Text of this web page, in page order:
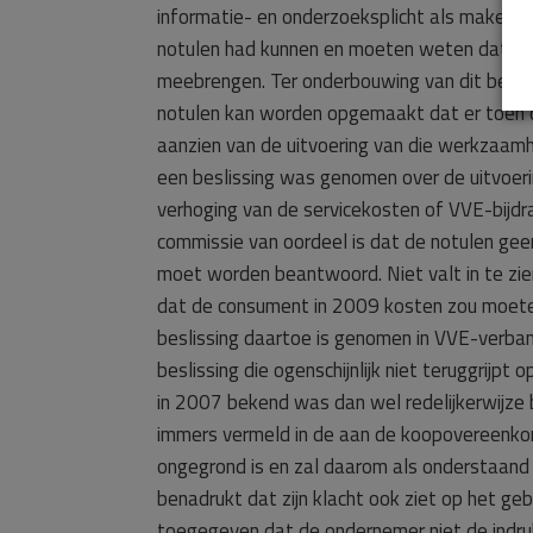
informatie- en onderzoeksplicht als
notulen had kunnen en moeten weten dat
meebrengen. Ter onderbouwing van dit
notulen kan worden opgemaakt dat er
aanzien van de uitvoering van die
een beslissing was genomen over de
verhoging van de servicekosten of VVE-
commissie van oordeel is dat de notulen
moet worden beantwoord. Niet valt in te
dat de consument in 2009 kosten zou
beslissing daartoe is genomen in VVE-
beslissing die ogenschijnlijk niet teruggrijpt
in 2007 bekend was dan wel
immers vermeld in de aan de
ongegrond is en zal daarom als
benadrukt dat zijn klacht ook ziet op het